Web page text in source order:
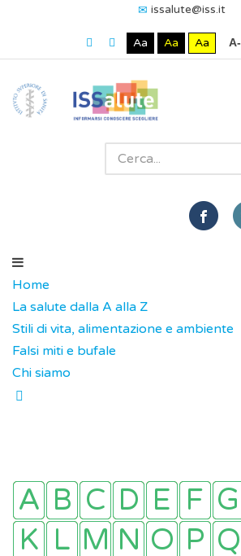
issalute@iss.it
Aa Aa Aa A-
Home
La salute dalla A alla Z
Stili di vita, alimentazione e ambiente
Falsi miti e bufale
Chi siamo